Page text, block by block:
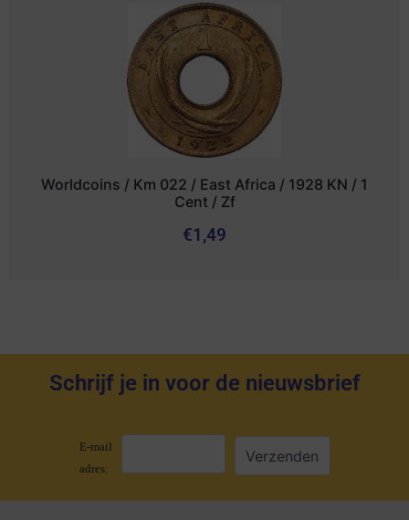
Worldcoins / Km 022 / East Africa / 1928 KN / 1
Cent / Zf
€1,49
Schrijf je in voor de nieuwsbrief
E-mail
adres: